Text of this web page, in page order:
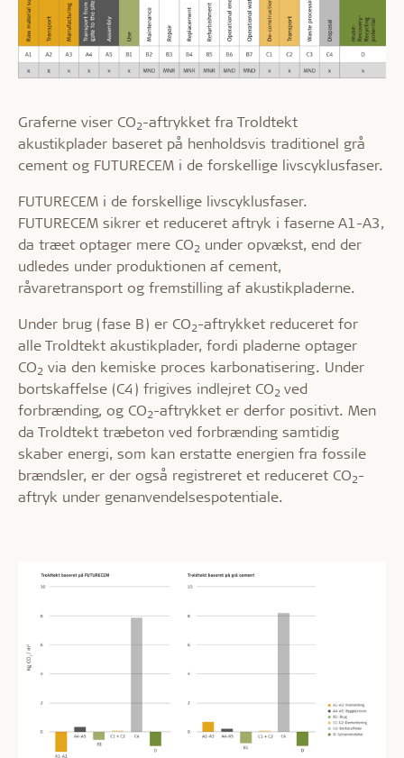
Graferne viser CO2-aftrykket fra Troldtekt
akustikplader baseret på henholdsvis traditionel grå
cement og FUTURECEM i de forskellige livscyklusfaser.
FUTURECEM i de forskellige livscyklusfaser.
FUTURECEM sikrer et reduceret aftryk i faserne A1-A3,
da træet optager mere CO2 under opvækst, end der
udledes under produktionen af cement,
råvaretransport og fremstilling af akustikpladerne.
Under brug (fase B) er CO2-aftrykket reduceret for
alle Troldtekt akustikplader, fordi pladerne optager
CO2 via den kemiske proces karbonatisering. Under
bortskaffelse (C4) frigives indlejret CO2 ved
forbrænding, og CO2-aftrykket er derfor positivt. Men
da Troldtekt træbeton ved forbrænding samtidig
skaber energi, som kan erstatte energien fra fossile
brændsler, er der også registreret et reduceret CO2-
aftryk under genanvendelsespotentiale.